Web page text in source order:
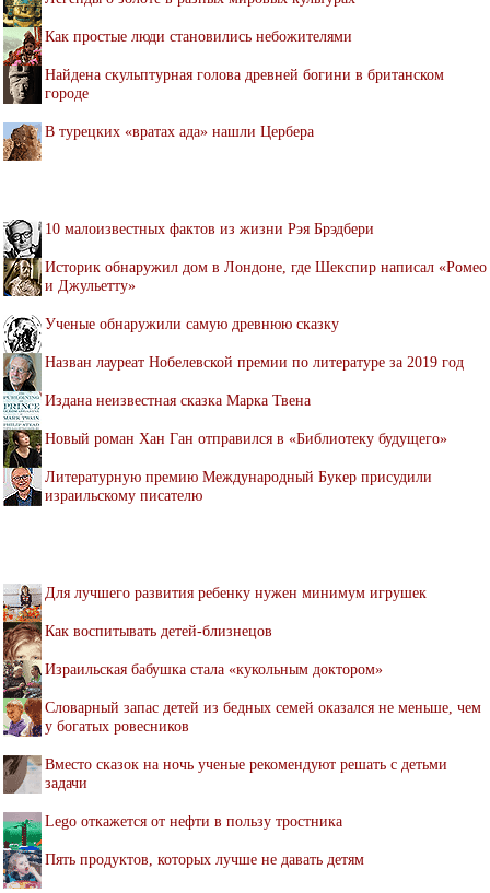
Как простые люди становились небожителями
Найдена скульптурная голова древней богини в британском
городе
В турецких «вратах ада» нашли Цербера
10 малоизвестных фактов из жизни Рэя Брэдбери
Историк обнаружил дом в Лондоне, где Шекспир написал «Ромео
и Джульетту»
Ученые обнаружили самую древнюю сказку
Назван лауреат Нобелевской премии по литературе за 2019 год
Издана неизвестная сказка Марка Твена
Новый роман Хан Ган отправился в «Библиотеку будущего»
Литературную премию Международный Букер присудили
израильскому писателю
Для лучшего развития ребенку нужен минимум игрушек
Как воспитывать детей-близнецов
Израильская бабушка стала «кукольным доктором»
Словарный запас детей из бедных семей оказался не меньше, чем
у богатых ровесников
Вместо сказок на ночь ученые рекомендуют решать с детьми
задачи
Lego откажется от нефти в пользу тростника
Пять продуктов, которых лучше не давать детям